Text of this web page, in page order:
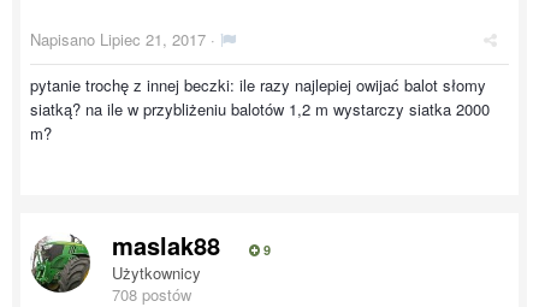
Napisano Lipiec 21, 2017 ·
pytanie trochę z innej beczki: ile razy najlepiej owijać balot słomy
siatką? na ile w przybliżeniu balotów 1,2 m wystarczy siatka 2000
m?
maslak88 9
Użytkownicy
708 postów